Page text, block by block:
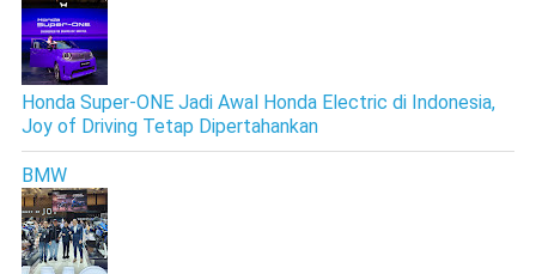
Honda Super-ONE Jadi Awal Honda Electric di Indonesia,
Joy of Driving Tetap Dipertahankan
BMW